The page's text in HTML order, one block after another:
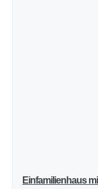
Einfamilienhaus